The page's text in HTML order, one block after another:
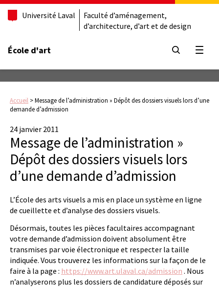
Université Laval
Faculté d’aménagement,
d’architecture, d’art et de design
École d'art
Accueil >Message de l’administration » Dépôt des dossiers visuels lors d’une
demande d’admission
24 janvier 2011
Message de l’administration »
Dépôt des dossiers visuels lors
d’une demande d’admission
L’École des arts visuels a mis en place un système en ligne
de cueillette et d’analyse des dossiers visuels.
Désormais, toutes les pièces facultaires accompagnant
votre demande d’admission doivent absolument être
transmises par voie électronique et respecter la taille
indiquée. Vous trouverez les informations sur la façon de le
faire à la page : https://www.art.ulaval.ca/admission . Nous
n’analyserons plus les dossiers de candidature déposés sur